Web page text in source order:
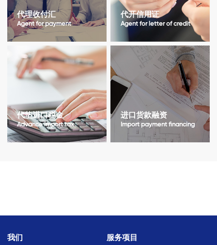
代理收付汇
Agent for payment
代开信用证
Agent for letter of credit
代垫进口税金
Advance import tax
进口货款融资
Import payment financing
我们 服务项目